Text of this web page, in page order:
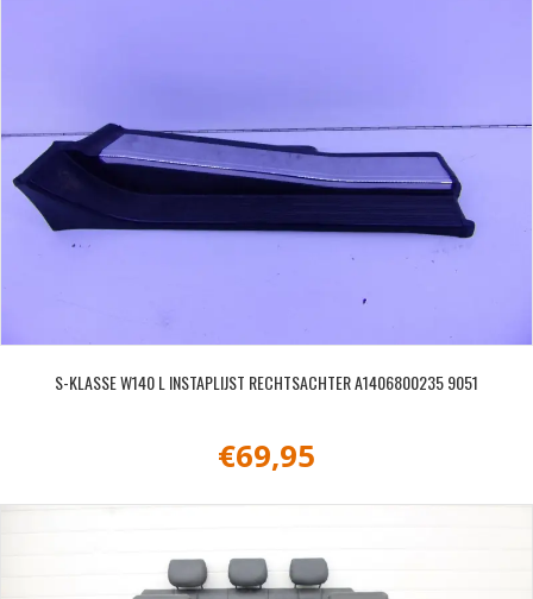
S-KLASSE W140 L INSTAPLIJST RECHTSACHTER A1406800235 9051
€69,95